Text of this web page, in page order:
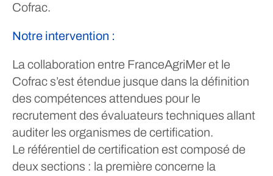
Cofrac.
Notre intervention :
La collaboration entre FranceAgriMer et le
Cofrac s’est étendue jusque dans la définition
des compétences attendues pour le
recrutement des évaluateurs techniques allant
auditer les organismes de certification.
Le référentiel de certification est composé de
deux sections : la première concerne la